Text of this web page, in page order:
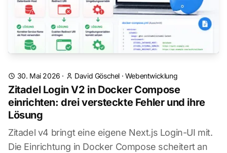
30. Mai 2026 · David Göschel · Webentwicklung
Zitadel Login V2 in Docker Compose
einrichten: drei versteckte Fehler und ihre
Lösung
Zitadel v4 bringt eine eigene Next.js Login-UI mit.
Die Einrichtung in Docker Compose scheitert an